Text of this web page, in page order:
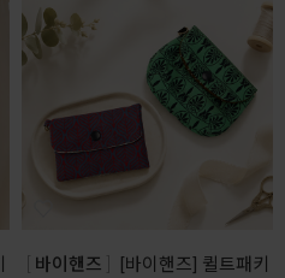
바이핸즈
[바이핸즈] 퀼트패키